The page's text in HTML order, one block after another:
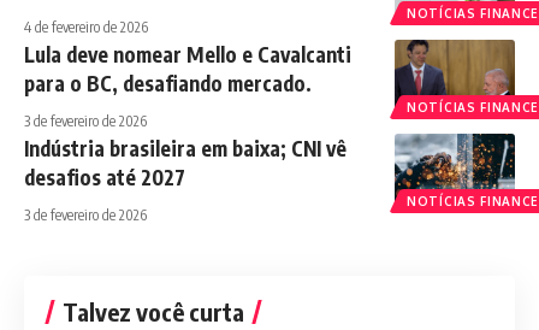
NOTÍCIAS
4 de fevereiro de 2026
NOTÍCIAS
Lula deve nomear Mello e Cavalcanti
para o BC, desafiando mercado.
3 de fevereiro de 2026
NOTÍCIAS
Indústria brasileira em baixa; CNI vê
desafios até 2027
3 de fevereiro de 2026
Talvez você curta